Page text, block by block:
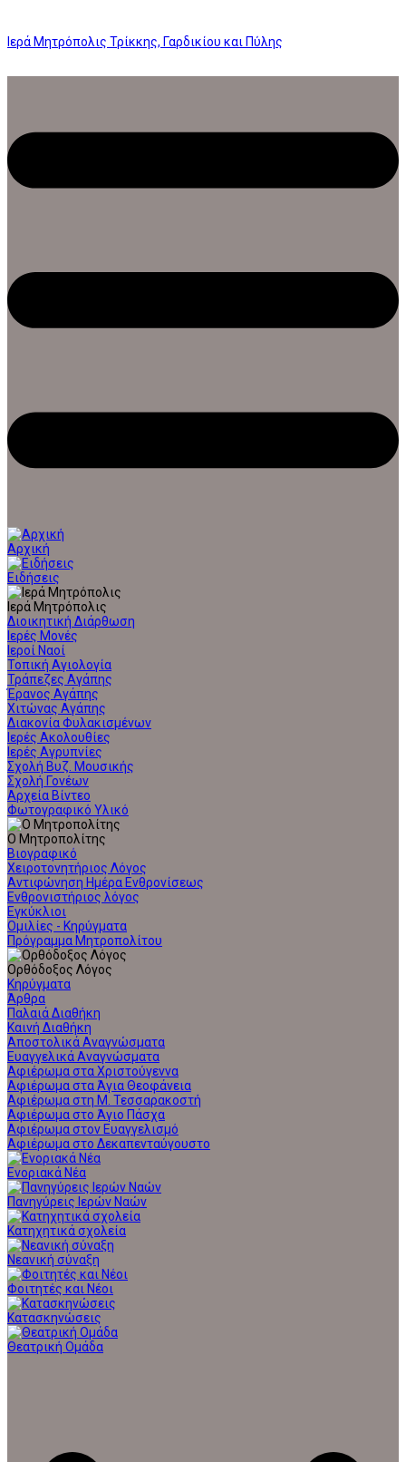
Ιερά Μητρόπολις Τρίκκης, Γαρδικίου και Πύλης
Αρχική
Ειδήσεις
Ιερά Μητρόπολις
Διοικητική Διάρθωση
Ιερές Μονές
Ιεροί Ναοί
Τοπική Αγιολογία
Τράπεζες Αγάπης
Έρανος Αγάπης
Χιτώνας Αγάπης
Διακονία Φυλακισμένων
Ιερές Ακολουθίες
Ιερές Αγρυπνίες
Σχολή Βυζ. Μουσικής
Σχολή Γονέων
Αρχεία Βίντεο
Φωτογραφικό Υλικό
Ο Μητροπολίτης
Βιογραφικό
Χειροτονητήριος Λόγος
Αντιφώνηση Ημέρα Ενθρονίσεως
Ενθρονιστήριος λόγος
Εγκύκλιοι
Ομιλίες - Κηρύγματα
Πρόγραμμα Μητροπολίτου
Ορθόδοξος Λόγος
Κηρύγματα
Άρθρα
Παλαιά Διαθήκη
Καινή Διαθήκη
Αποστολικά Αναγνώσματα
Ευαγγελικά Αναγνώσματα
Αφιέρωμα στα Χριστούγεννα
Αφιέρωμα στα Άγια Θεοφάνεια
Αφιέρωμα στη Μ. Τεσσαρακοστή
Αφιέρωμα στο Άγιο Πάσχα
Αφιέρωμα στον Ευαγγελισμό
Αφιέρωμα στο Δεκαπενταύγουστο
Ενοριακά Νέα
Πανηγύρεις Ιερών Ναών
Κατηχητικά σχολεία
Νεανική σύναξη
Φοιτητές και Νέοι
Κατασκηνώσεις
Θεατρική Ομάδα